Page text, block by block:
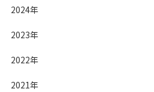
2024年
2023年
2022年
2021年